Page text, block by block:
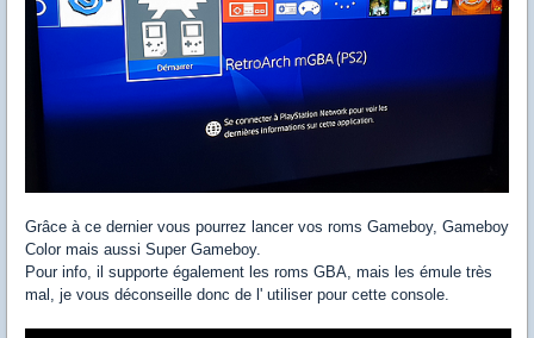
Grâce à ce dernier vous pourrez lancer vos roms Gameboy, Gameboy
Color mais aussi Super Gameboy.
Pour info, il supporte également les roms GBA, mais les émule très
mal, je vous déconseille donc de l' utiliser pour cette console.